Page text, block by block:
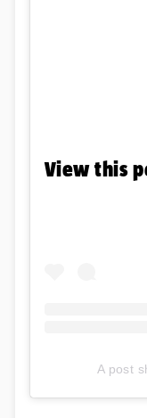
View this
A post